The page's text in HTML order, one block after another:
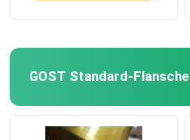
GOST Standard-Flansche